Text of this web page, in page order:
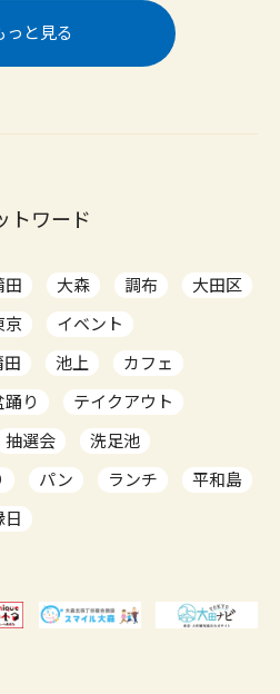
っと見る
トワード
田 大森 調布
大田区
京
イベント
田 池上
カフェ
踊り
テイクアウト
抽選会
洗足池
パン ランチ
平和島
日